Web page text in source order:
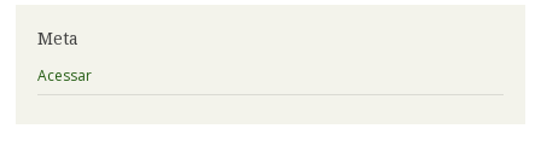
Meta
Acessar